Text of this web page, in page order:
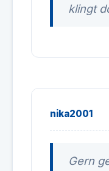
klingt
nika2001
Gern